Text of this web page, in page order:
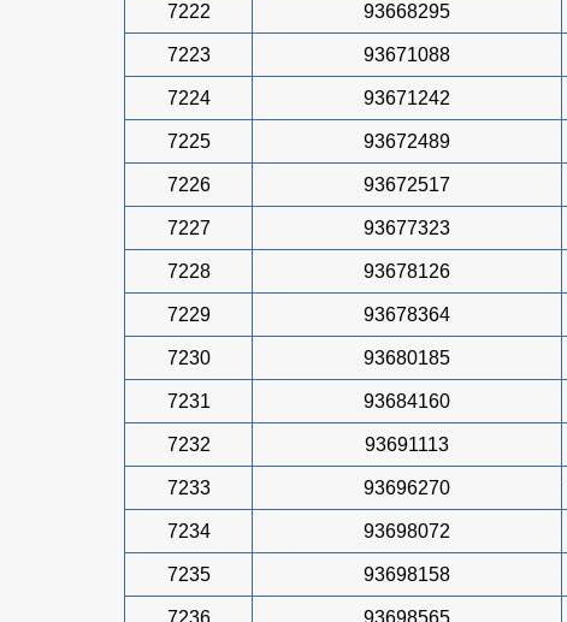
7222 93668295
7223 93671088
7224 93671242
7225 93672489
7226 93672517
7227 93677323
7228 93678126
7229 93678364
7230 93680185
7231 93684160
7232 93691113
7233 93696270
7234 93698072
7235 93698158